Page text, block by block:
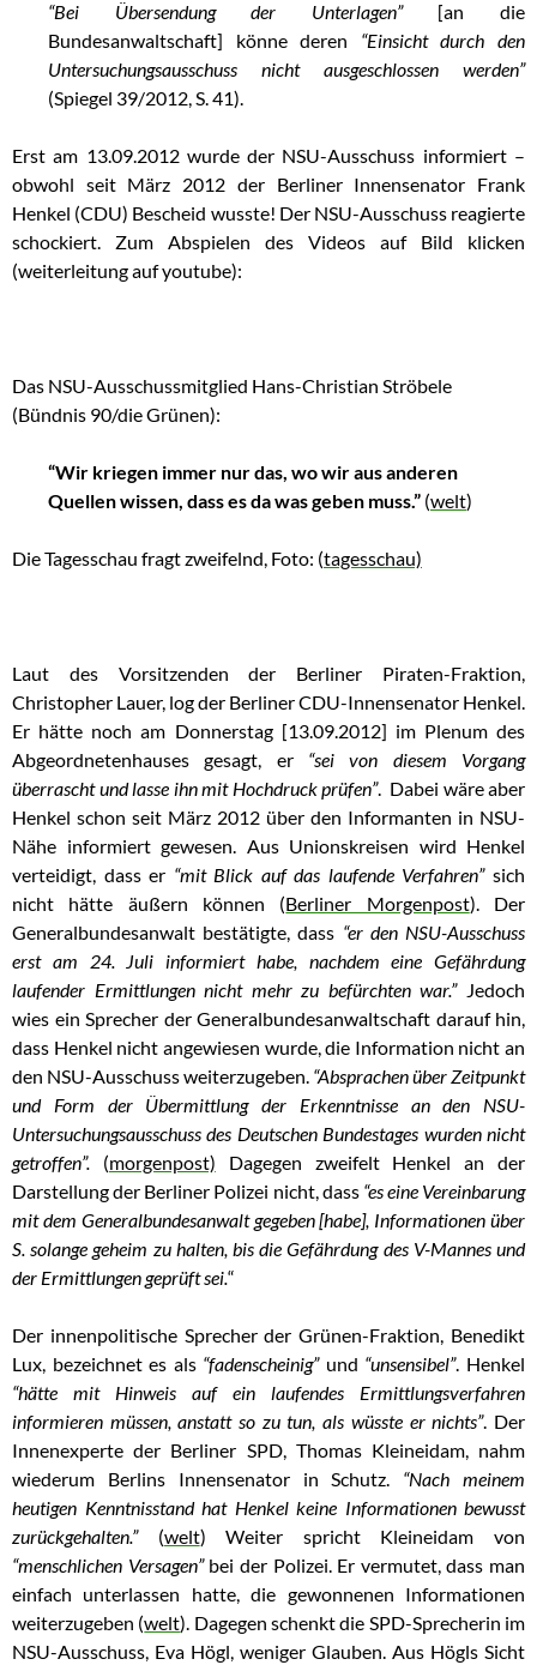
“Bei Übersendung der Unterlagen”[an die
Bundesanwaltschaft] könne deren “Einsicht durch den
Untersuchungsausschuss nicht ausgeschlossen werden”
(Spiegel 39/2012, S. 41).
Erst am 13.09.2012 wurde der NSU-Ausschuss informiert –
obwohl seit März 2012 der Berliner Innensenator Frank
Henkel (CDU) Bescheid wusste! Der NSU-Ausschuss reagierte
schockiert. Zum Abspielen des Videos auf Bild klicken
(weiterleitung auf youtube):
Das NSU-Ausschussmitglied Hans-Christian Ströbele
(Bündnis 90/die Grünen):
“Wir kriegen immer nur das, wo wir aus anderen
Quellen wissen, dass es da was geben muss.” (welt)
Die Tagesschau fragt zweifelnd, Foto: (tagesschau)
Laut des Vorsitzenden der Berliner Piraten-Fraktion,
Christopher Lauer, log der Berliner CDU-Innensenator Henkel.
Er hätte noch am Donnerstag [13.09.2012] im Plenum des
Abgeordnetenhauses gesagt, er “sei von diesem Vorgang
überrascht und lasse ihn mit Hochdruck prüfen”. Dabei wäre aber
Henkel schon seit März 2012 über den Informanten in NSU-
Nähe informiert gewesen. Aus Unionskreisen wird Henkel
verteidigt, dass er “mit Blick auf das laufende Verfahren”sich
nicht hätte äußern können (Berliner Morgenpost). Der
Generalbundesanwalt bestätigte, dass “er den NSU-Ausschuss
erst am 24. Juli informiert habe, nachdem eine Gefährdung
laufender Ermittlungen nicht mehr zu befürchten war.” Jedoch
wies ein Sprecher der Generalbundesanwaltschaft darauf hin,
dass Henkel nicht angewiesen wurde, die Information nicht an
den NSU-Ausschuss weiterzugeben. “Absprachen über Zeitpunkt
und Form der Übermittlung der Erkenntnisse an den NSU-
Untersuchungsausschuss des Deutschen Bundestages wurden nicht
getroffen”. (morgenpost) Dagegen zweifelt Henkel an der
Darstellung der Berliner Polizei nicht, dass “es eine Vereinbarung
mit dem Generalbundesanwalt gegeben [habe], Informationen über
S. solange geheim zu halten, bis die Gefährdung des V-Mannes und
der Ermittlungen geprüft sei.“
Der innenpolitische Sprecher der Grünen-Fraktion, Benedikt
Lux, bezeichnet es als “fadenscheinig”und “unsensibel”. Henkel
“hätte mit Hinweis auf ein laufendes Ermittlungsverfahren
informieren müssen, anstatt so zu tun, als wüsste er nichts”. Der
Innenexperte der Berliner SPD, Thomas Kleineidam, nahm
wiederum Berlins Innensenator in Schutz. “Nach meinem
heutigen Kenntnisstand hat Henkel keine Informationen bewusst
zurückgehalten.”(welt) Weiter spricht Kleineidam von
“menschlichen Versagen”bei der Polizei. Er vermutet, dass man
einfach unterlassen hatte, die gewonnenen Informationen
weiterzugeben (welt). Dagegen schenkt die SPD-Sprecherin im
NSU-Ausschuss, Eva Högl, weniger Glauben. Aus Högls Sicht